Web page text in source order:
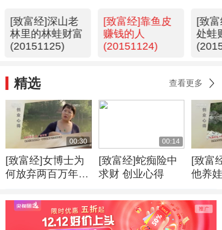
[致富经]深山老
林里的林蛙财富
(20151125)
[致富经]靠鱼皮
赚钱的人
(20151124)
[致
处蛙
精选 查看更多
00:30
[致富经]女博士为
何放弃两百万年薪
00:14
[致富经]蛇痴险中
求财 创业心得
[致富
他养